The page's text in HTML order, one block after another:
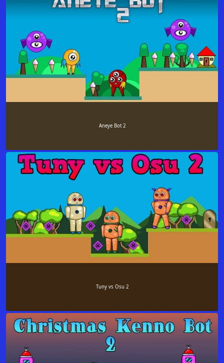
Aneye Bot 2
Tuny vs Osu 2